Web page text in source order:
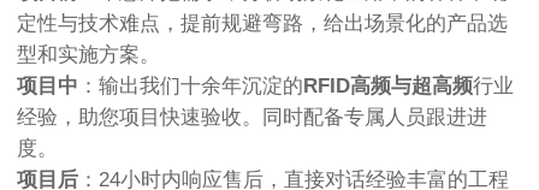
定性与技术难点，提前规避弯路，给出场景化的产品选
型和实施方案。
项目中 ：输出我们十余年沉淀的RFID高频与超高频行业
经验，助您项目快速验收。同时配备专属人员跟进进
度。
项目后 ：24小时内响应售后，直接对话经验丰富的工程